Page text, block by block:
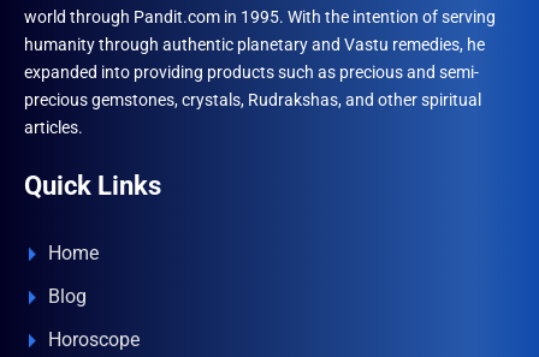
world through Pandit.com in 1995. With the intention of serving
humanity through authentic planetary and Vastu remedies, he
expanded into providing products such as precious and semi-
precious gemstones, crystals, Rudrakshas, and other spiritual
articles.
Quick Links
Home
Blog
Horoscope